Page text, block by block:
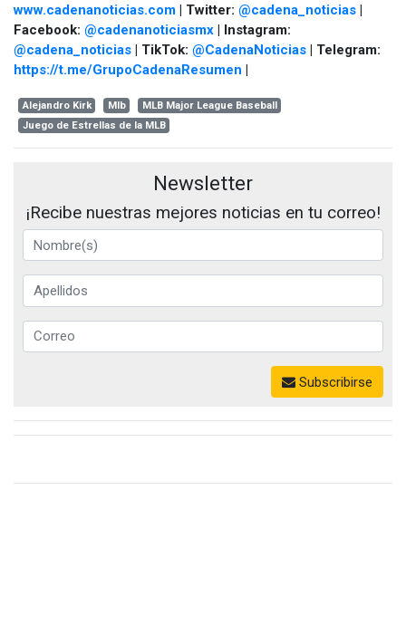
www.cadenanoticias.com | Twitter: @cadena_noticias |
Facebook: @cadenanoticiasmx | Instagram:
@cadena_noticias | TikTok: @CadenaNoticias | Telegram:
https://t.me/GrupoCadenaResumen |
Alejandro Kirk Mlb
MLB Major League Baseball
Juego de Estrellas de la MLB
Newsletter
¡Recibe nuestras mejores noticias en tu correo!
Subscribirse